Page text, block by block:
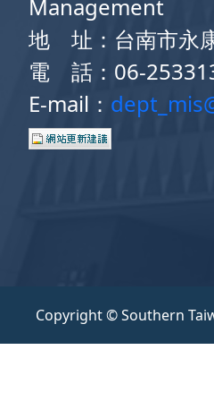
Management
地 址：台南市永
電 話：06-
E-mail：
Copyright © Southern